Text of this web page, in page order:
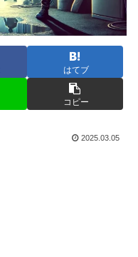
はてブ
コピー
2025.03.05